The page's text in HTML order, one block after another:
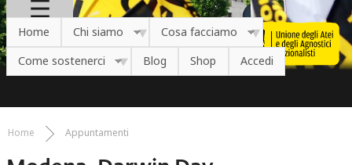
Home Chi siamo
Cosa facciamo
Come sostenerci
Blog Shop Accedi
Tu sei qui
Home Appuntamenti